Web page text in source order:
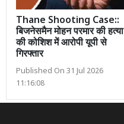
Thane Shooting Case::
बिजनेसमैन मोहन परमार की हत्या
की कोशिश में आरोपी यूपी से
गिरफ्तार
Published On 31 Jul 2026
11:16:08